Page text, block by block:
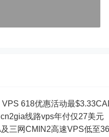
618优惠活动最
线路vps年付仅27美元
三网CMIN2高速VPS低至